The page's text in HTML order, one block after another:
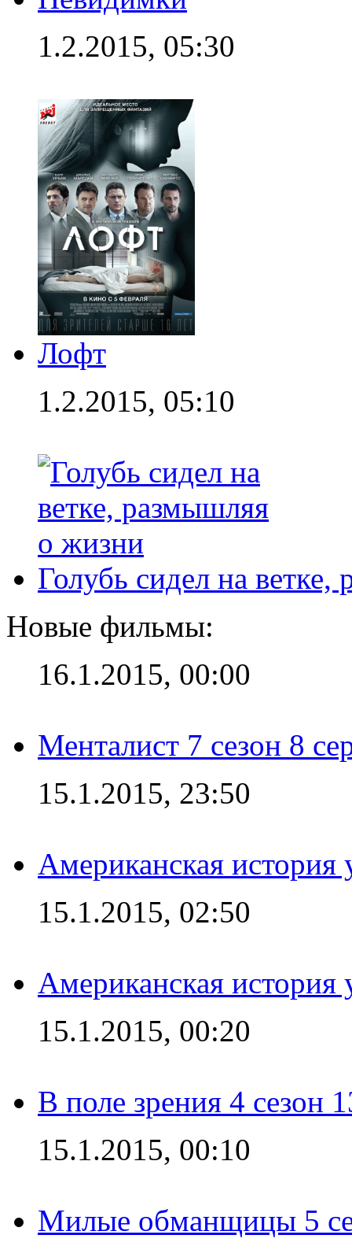
1.2.2015, 05:30
Лофт
1.2.2015, 05:10
Голубь сидел на
Новые фильмы:
16.1.2015, 00:00
Менталист 7 сезон 8
15.1.2015, 23:50
Американская история
15.1.2015, 02:50
Американская история
15.1.2015, 00:20
В поле зрения 4 сезон
15.1.2015, 00:10
Милые обманщицы 5